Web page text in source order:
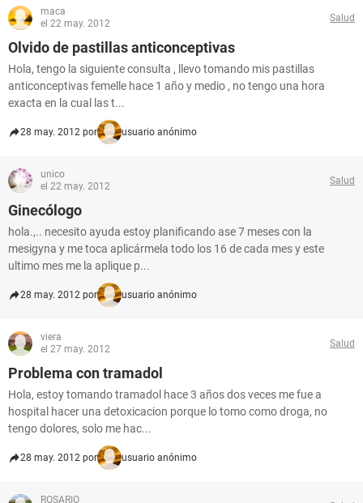
maca
el 22 may. 2012
Salud
Olvido de pastillas anticonceptivas
Hola, tengo la siguiente consulta , llevo tomando mis pastillas
anticonceptivas femelle hace 1 año y medio , no tengo una hora
exacta en la cual las t...
28 may. 2012 por usuario anónimo
unico
el 22 may. 2012
Salud
Ginecólogo
hola.,.. necesito ayuda estoy planificando ase 7 meses con la
mesigyna y me toca aplicármela todo los 16 de cada mes y este
ultimo mes me la aplique p...
28 may. 2012 por usuario anónimo
viera
el 27 may. 2012
Salud
Problema con tramadol
Hola, estoy tomando tramadol hace 3 años dos veces me fue a
hospital hacer una detoxicacion porque lo tomo como droga, no
tengo dolores, solo me hac...
28 may. 2012 por usuario anónimo
ROSARIO